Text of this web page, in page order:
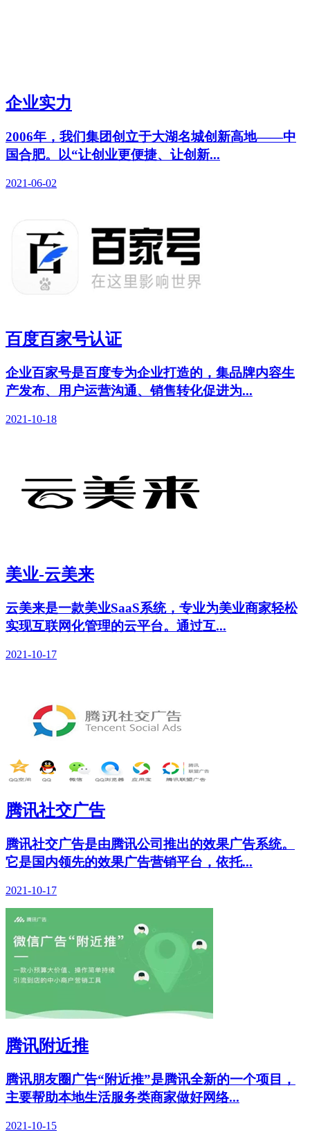
企业实力
2006年，我们集团创立于大湖名城创新高地——中
国合肥。以“让创业更便捷、让创新...
2021-06-02
百度百家号认证
企业百家号是百度专为企业打造的，集品牌内容生
产发布、用户运营沟通、销售转化促进为...
2021-10-18
美业-云美来
云美来是一款美业SaaS系统，专业为美业商家轻松
实现互联网化管理的云平台。通过互...
2021-10-17
腾讯社交广告
腾讯社交广告是由腾讯公司推出的效果广告系统。
它是国内领先的效果广告营销平台，依托...
2021-10-17
腾讯附近推
腾讯朋友圈广告“附近推”是腾讯全新的一个项目，
主要帮助本地生活服务类商家做好网络...
2021-10-15